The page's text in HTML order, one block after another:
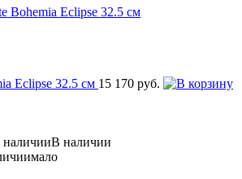
Eclipse 32.5 см 15 170 руб.
В наличии
мало